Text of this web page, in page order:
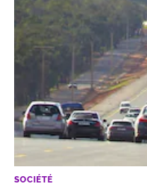
SOCIÉTÉ